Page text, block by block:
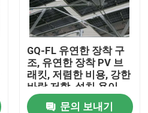
GQ-FL 유연한 장착 구
조, 유연한 장착 PV 브
래킷, 저렴한 비용, 강한
바람 저항, 설치 용이
문의 보내기